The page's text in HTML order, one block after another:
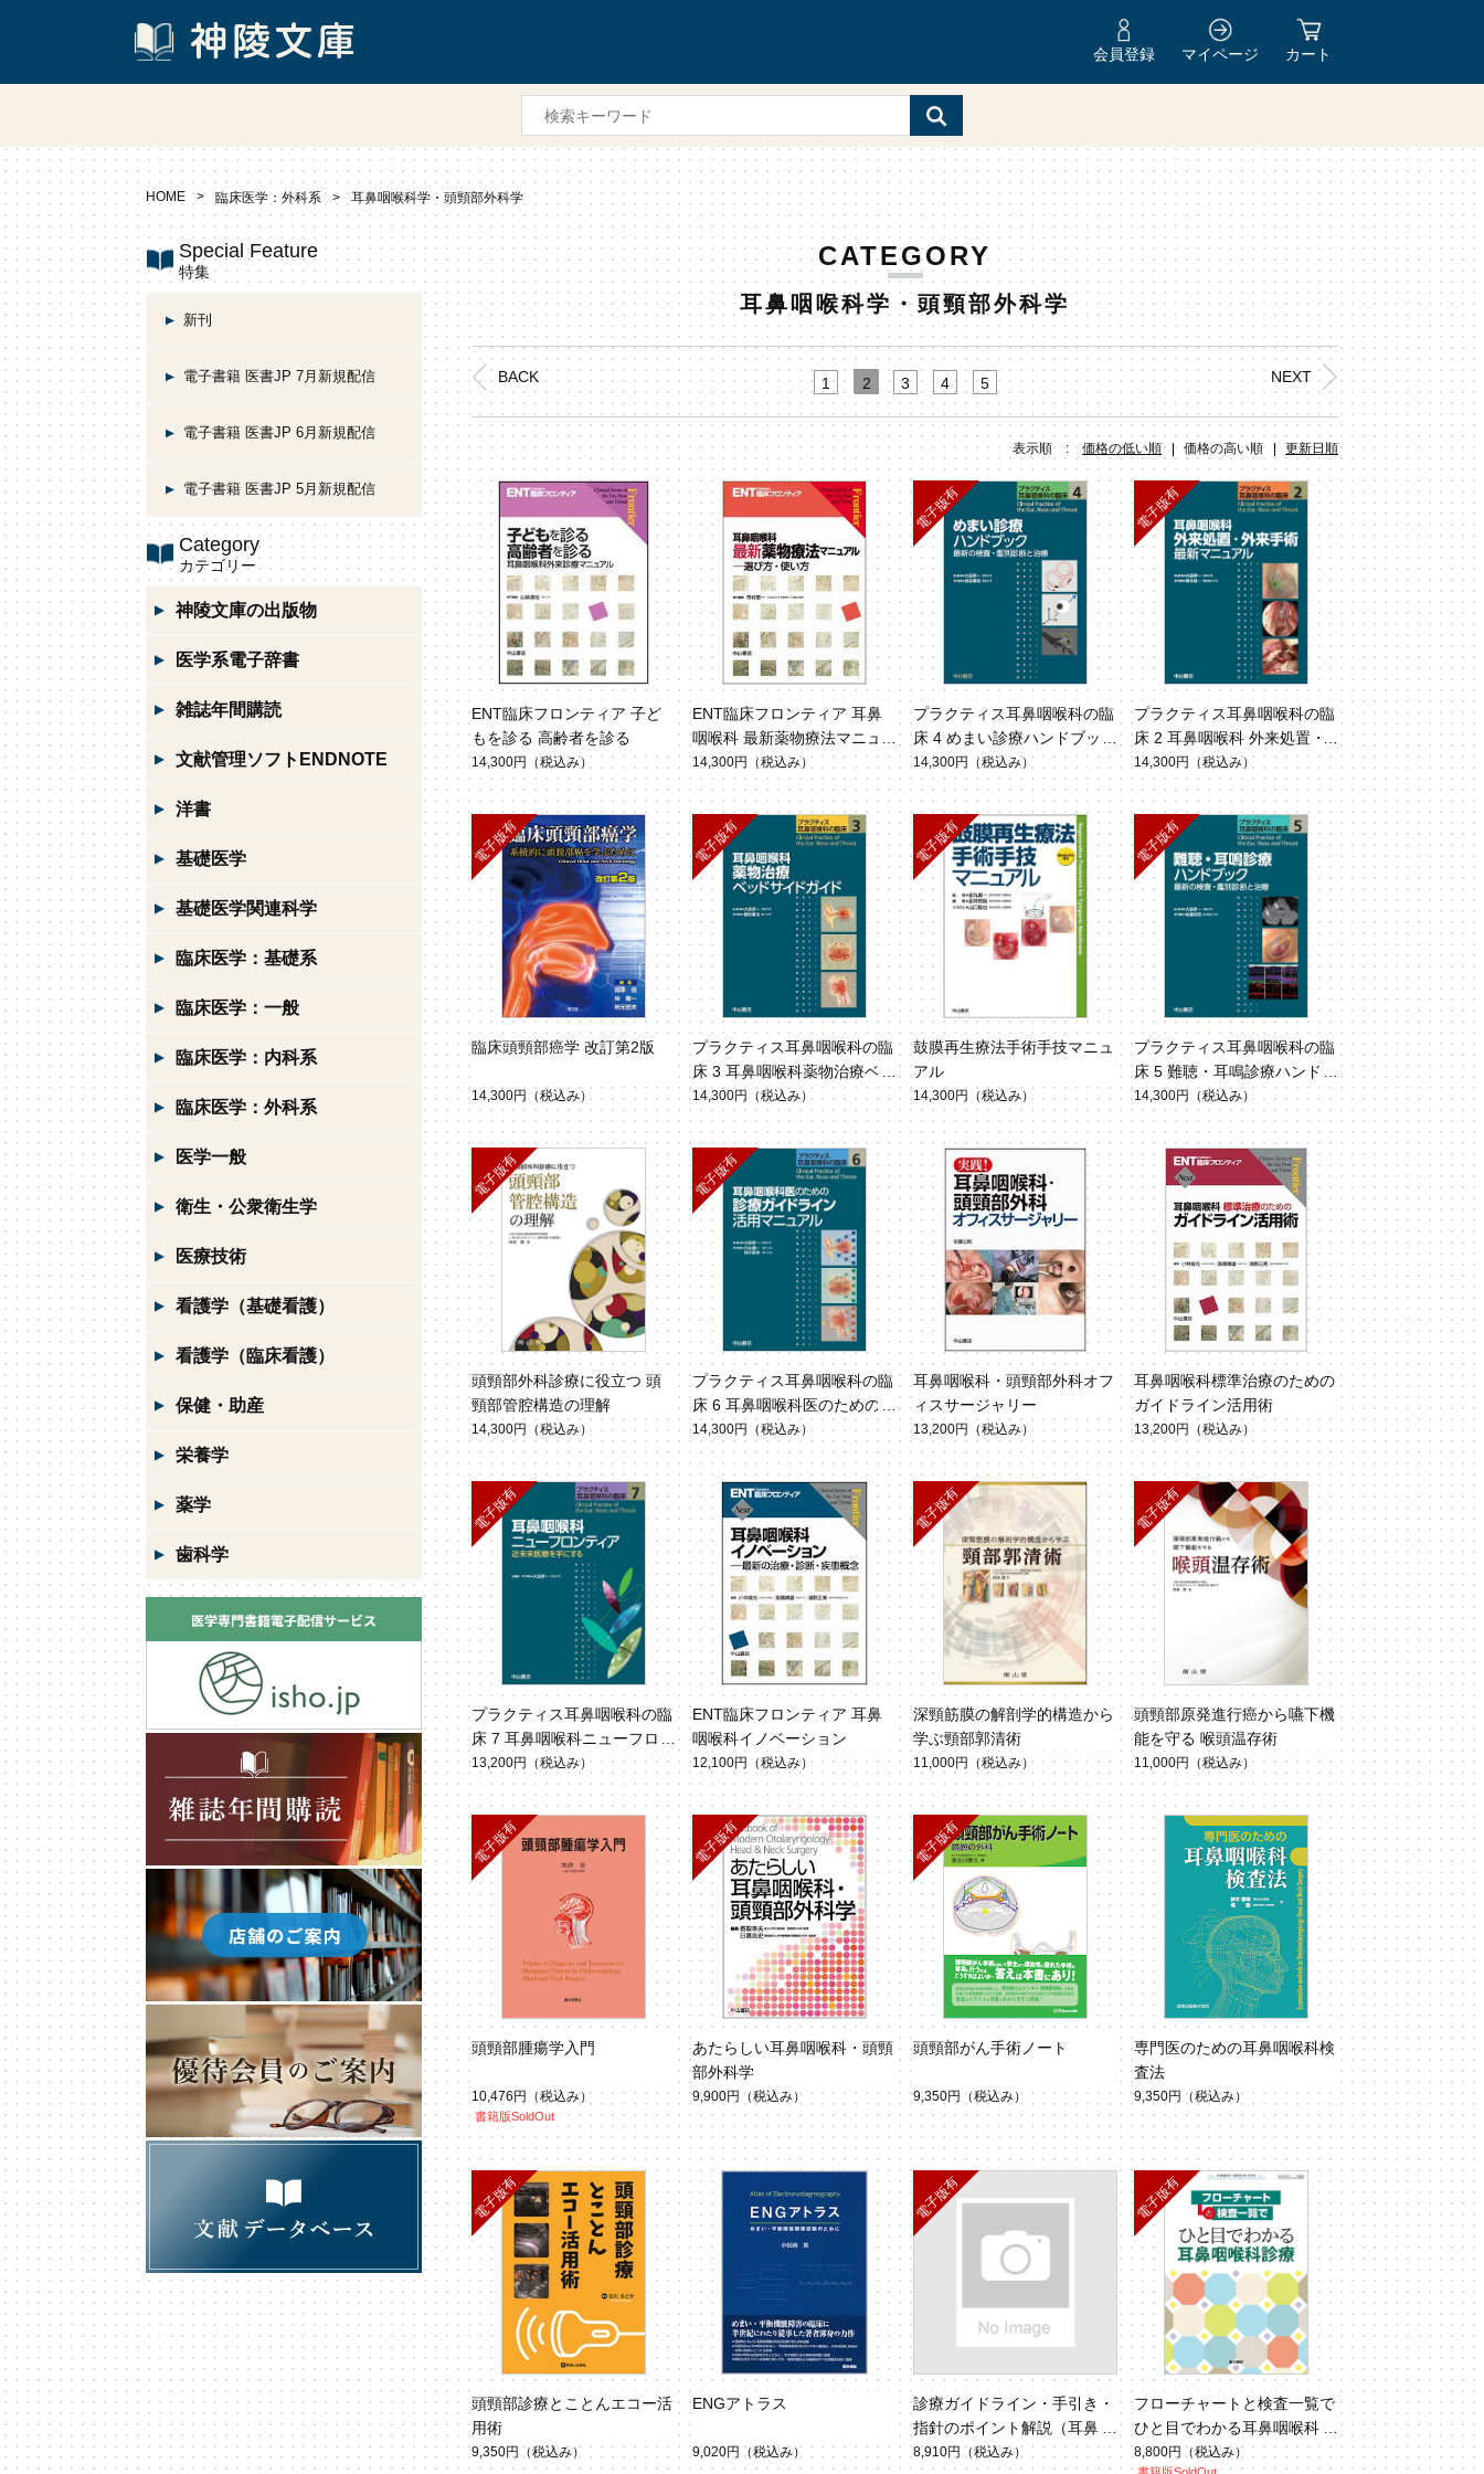
会員登録 マイページ カート
HOME 臨床医学：外科系 耳鼻咽喉科学・頭頸部外科学
CATEGORY
耳鼻咽喉科学・頭頸部外科学
BACK NEXT
1 2 3 4 5
表示順 : 価格の低い順 価格の高い順 更新日順
ENT臨床フロンティア 子ど
もを診る 高齢者を診る
14,300円 （税込み）
ENT臨床フロンティア 耳鼻
咽喉科 最新薬物療法マニュ
アル
14,300円 （税込み）
プラクティス耳鼻咽喉科の臨
床 4 めまい診療ハンドブック
14,300円 （税込み）
プラクティス耳鼻咽喉科の臨
床 2 耳鼻咽喉科 外来処置・
外来手術 最新マニュアル
14,300円 （税込み）
臨床頭頸部癌学 改訂第2版
14,300円 （税込み）
プラクティス耳鼻咽喉科の臨
床 3 耳鼻咽喉科薬物治療ベッ
ドサイドガイド
14,300円 （税込み）
鼓膜再生療法手術手技マニュ
アル
14,300円 （税込み）
プラクティス耳鼻咽喉科の臨
床 5 難聴・耳鳴診療ハンドブ
ック
14,300円 （税込み）
頭頸部外科診療に役立つ 頭
頸部管腔構造の理解
14,300円 （税込み）
プラクティス耳鼻咽喉科の臨
床 6 耳鼻咽喉科医のための診
療ガイドライン活用マニュア
ル
14,300円 （税込み）
耳鼻咽喉科・頭頸部外科オフ
ィスサージャリー
13,200円 （税込み）
耳鼻咽喉科標準治療のための
ガイドライン活用術
13,200円 （税込み）
プラクティス耳鼻咽喉科の臨
床 7 耳鼻咽喉科ニューフロン
ティア
13,200円 （税込み）
ENT臨床フロンティア 耳鼻
咽喉科イノベーション
12,100円 （税込み）
深頸筋膜の解剖学的構造から
学ぶ頸部郭清術
11,000円 （税込み）
頭頸部原発進行癌から嚥下機
能を守る 喉頭温存術
11,000円 （税込み）
頭頸部腫瘍学入門
10,476円 （税込み）
書籍版SoldOut
あたらしい耳鼻咽喉科・頭頸
部外科学
9,900円 （税込み）
頭頸部がん手術ノート
9,350円 （税込み）
専門医のための耳鼻咽喉科検
査法
9,350円 （税込み）
頭頸部診療とことんエコー活
用術
9,350円 （税込み）
ENGアトラス
9,020円 （税込み）
診療ガイドライン・手引き・
指針のポイント解説（耳鼻咽
喉科頭頸部外科 Vol.97 No.
8,910円 （税込み）
フローチャートと検査一覧で
ひと目でわかる耳鼻咽喉科診
療
8,800円 （税込み）
Special Feature
特集
新刊
電子書籍 医書JP 7月新規配信
電子書籍 医書JP 6月新規配信
電子書籍 医書JP 5月新規配信
Category
カテゴリー
神陵文庫の出版物
医学系電子辞書
雑誌年間購読
文献管理ソフトENDNOTE
洋書
基礎医学
基礎医学関連科学
臨床医学：基礎系
臨床医学：一般
臨床医学：内科系
臨床医学：外科系
医学一般
衛生・公衆衛生学
医療技術
看護学（基礎看護）
看護学（臨床看護）
保健・助産
栄養学
薬学
歯科学